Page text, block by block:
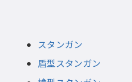
スタンガン
盾型スタンガン